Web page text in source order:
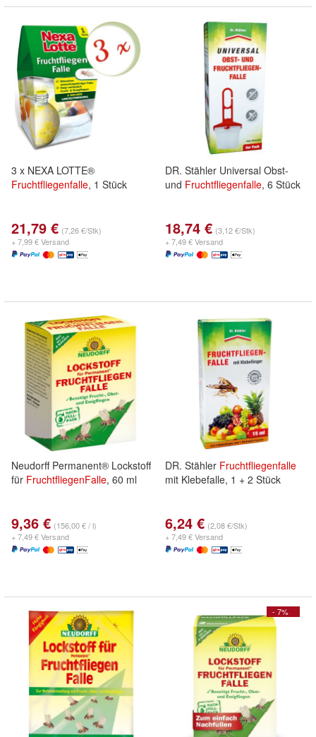
3 x NEXA LOTTE®
Fruchtfliegenfalle, 1 Stück
21,79 € (7,26 €/Stk)
+ 7,99 € Versand
DR. Stähler Universal Obst-
und Fruchtfliegenfalle, 6 Stück
18,74 € (3,12 €/Stk)
+ 7,49 € Versand
Neudorff Permanent® Lockstoff
für FruchtfliegenFalle, 60 ml
9,36 € (156,00 € / l)
+ 7,49 € Versand
DR. Stähler Fruchtfliegenfalle
mit Klebefalle, 1 + 2 Stück
6,24 € (2,08 €/Stk)
+ 7,49 € Versand
- 7%